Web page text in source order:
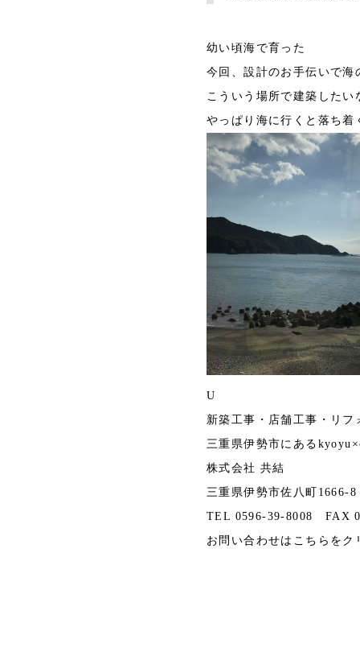
幼い頃海で育った
今回、設計のお手伝いで海
こういう場所で建築したい
やっぱり海に行くと落ち着
U
新築工事・店舗工事・リ
三重県伊勢市にある
株式会社 共結
三重県伊勢市佐八町1666-8
TEL 0596-39-8008 FAX
お問い合わせは こちら をク